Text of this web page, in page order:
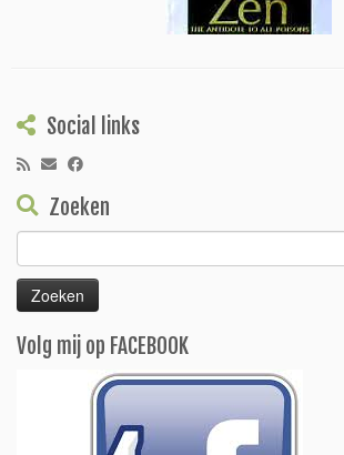
Social links
Zoeken
naar:
Volg mij op FACEBOOK